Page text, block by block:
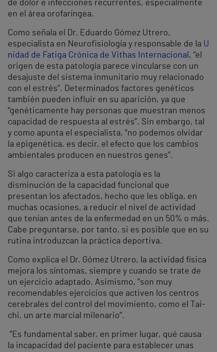
de dolor e infecciones recurrentes, especialmente
en el área orofaríngea.
Como señala el Dr. Eduardo Gómez Utrero,
especialista en Neurofisiología y responsable de la U
nidad de Fatiga Crónica de Vithas Internacional , “el
origen de esta patología parece vincularse con un
desajuste del sistema inmunitario muy relacionado
con el estrés”. Determinados factores genéticos
también pueden influir en su aparición, ya que
“genéticamente hay personas que muestran menos
capacidad de respuesta al estrés”. Sin embargo, tal
y como apunta el especialista, “no podemos olvidar
la epigenética, es decir, el efecto que los cambios
ambientales producen en nuestros genes”.
Si algo caracteriza a esta patología es la
disminución de la capacidad funcional que
presentan los afectados, hecho que les obliga, en
muchas ocasiones, a reducir el nivel de actividad
que tenían antes de la enfermedad en un 50% o más.
Cabe preguntarse, por tanto, si es posible que en su
rutina introduzcan la práctica deportiva.
Como explica el Dr. Gómez Utrero, la actividad física
mejora los síntomas, siempre y cuando se trate de
un ejercicio adaptado. Asimismo, “son muy
recomendables ejercicios que activen los centros
cerebrales del control del movimiento, como el Tai-
chi, un arte marcial milenario”.
“Es fundamental saber, en primer lugar, qué causa
la incapacidad del paciente para establecer unas